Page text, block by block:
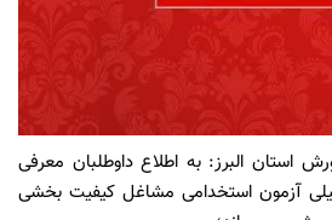
استان البرز: به اطلاع داوطلبان معرفی
آزمون استخدامی مشاغل کیفیت بخشی